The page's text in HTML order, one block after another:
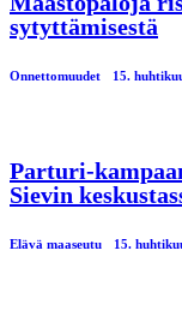
sytyttämisestä
Onnettomuudet 15.
Parturi-
Sievin
Elävä maaseutu 15.